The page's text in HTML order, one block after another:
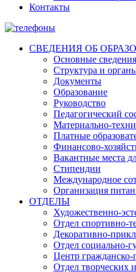
Контакты
СВЕДЕНИЯ ОБ
Основные сведения
Структура и
Документы
Образование
Руководство
Педагогический
Материально-
Платные
Финансово-
Вакантные места
Стипендии
Международное
Организация
ОТДЕЛЫ
Художественно-
Отдел спортивно-
Декоративно-
Отдел социально-
Центр гражданско-
Отдел творческих